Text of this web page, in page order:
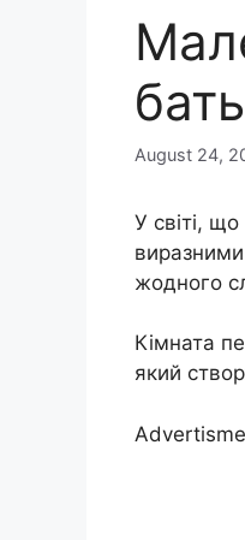
August 24,
У світі,
жодного
Кімната
який